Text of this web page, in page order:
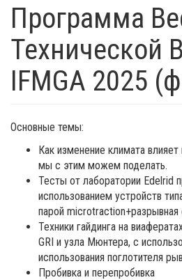
Программа
Технической
IFMGA 2025
Основные темы:
Как изменение климата
мы с этим можем поделать.
Тесты от лаборатории Edelrid
использованием устройств
парой microtraction+разрывная
Техники гайдинга на
GRI и узла Мюнтера, с
использования поглотителя
Пробивка и перепробивка